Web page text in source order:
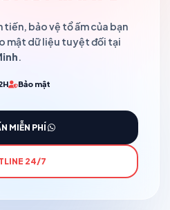
bảo vệ tổ ấm của bạn
mật dữ liệu tuyệt đối tại
.
Bảo mật
MIỄN PHÍ
24/7